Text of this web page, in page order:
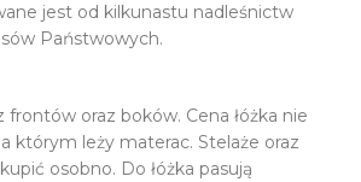
jest od kilkunastu nadleśnictw
Państwowych.
frontów oraz boków. Cena łóżka nie
którym leży materac. Stelaże oraz
osobno. Do łóżka pasują